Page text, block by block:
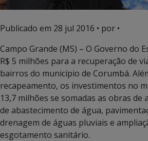
Publicado em 28 jul 2016 • por •
Campo Grande (MS) – O Governo do
R$ 5 milhões para a recuperação de
bairros do município de Corumbá.
recapeamento, os investimentos no
13,7 milhões se somadas as obras de
de abastecimento de água,
drenagem de águas pluviais e
esgotamento sanitário.